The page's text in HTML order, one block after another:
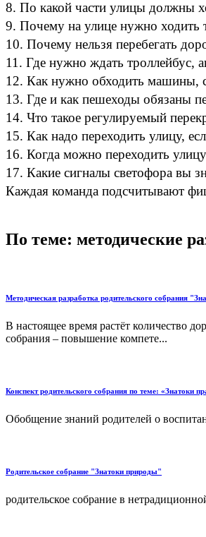
8. По какой части улицы должны
9. Почему на улице нужно ходить
10. Почему нельзя перебегать
11. Где нужно ждать троллейбус,
12. Как нужно обходить машины,
13. Где и как пешеходы обязаны
14. Что такое регулируемый
15. Как надо переходить улицу,
16. Когда можно переходить
17. Какие сигналы светофора вы
Каждая команда подсчитывают
По теме: методические
Методическая разработка родительского собрания
В настоящее время растёт количество
собрания – повышение компете...
Конспект родительского собрания по теме: «Знатоки
Обобщение знаний родителей о
Родительское собрание "Знатоки природы"
родительское собрание в